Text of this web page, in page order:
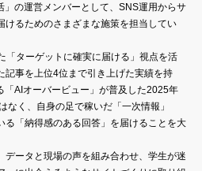
」の運営メンバーとして、SNS運用からサ
けるためのさまざまな施策を担当してい
「ターゲットに確実に届ける」視点を活
記事を上位4位まで引き上げた実績を持
「AIオーバービュー」が普及した2025年
なく、自身の足で稼いだ「一次情報」
る「納得感のある回答」を届けることを大
データと現場の声を組み合わせ、学生が迷